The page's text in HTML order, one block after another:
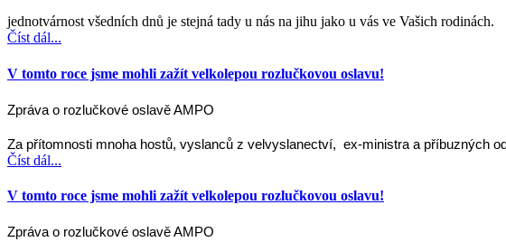
jednotvárnost všedních dnů je stejná tady u nás na jihu jako u vás ve Vašich rodinách.
Číst dál...
V tomto roce jsme mohli zažít velkolepou rozlučkovou oslavu!
Zpráva o rozlučkové oslavě AMPO
Za přítomnosti mnoha hostů, vyslanců z velvyslanectví, ex-ministra a příbuzných
Číst dál...
V tomto roce jsme mohli zažít velkolepou rozlučkovou oslavu!
Zpráva o rozlučkové oslavě AMPO